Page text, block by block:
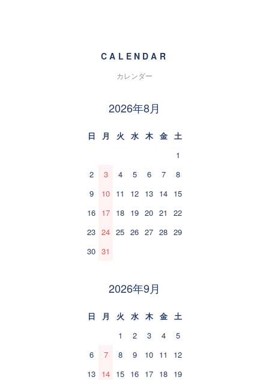
CALENDAR
カレンダー
2026年8月
日 月 火 水 木 金
土
1
2
3 4 5 6 7
8
9
10 11 12 13 14 15
16 17 18 19 20 21
22
23 24 25 26 27 28 29
30 31
2026年9月
日 月 火 水 木 金
土
1
2 3 4
5
6
7 8 9 10 11
12
13 14 15 16 17 18 19